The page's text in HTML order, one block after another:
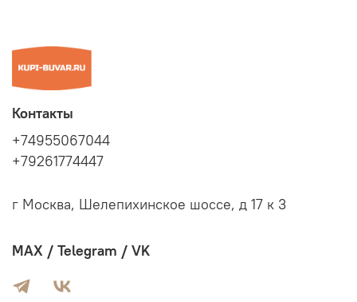
Контакты
+74955067044
+79261774447
г Москва, Шелепихинское шоссе, д 17 к 3
MAX / Telegram / VK